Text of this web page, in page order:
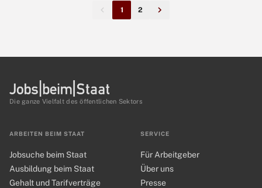
1 2
Die ganze Vielfalt des öffentlichen Sektors
ARBEITEN BEIM STAAT
Jobsuche beim Staat
Ausbildung beim Staat
Gehalt und Tarifverträge
SERVICE
Für Arbeitgeber
Über uns
Presse